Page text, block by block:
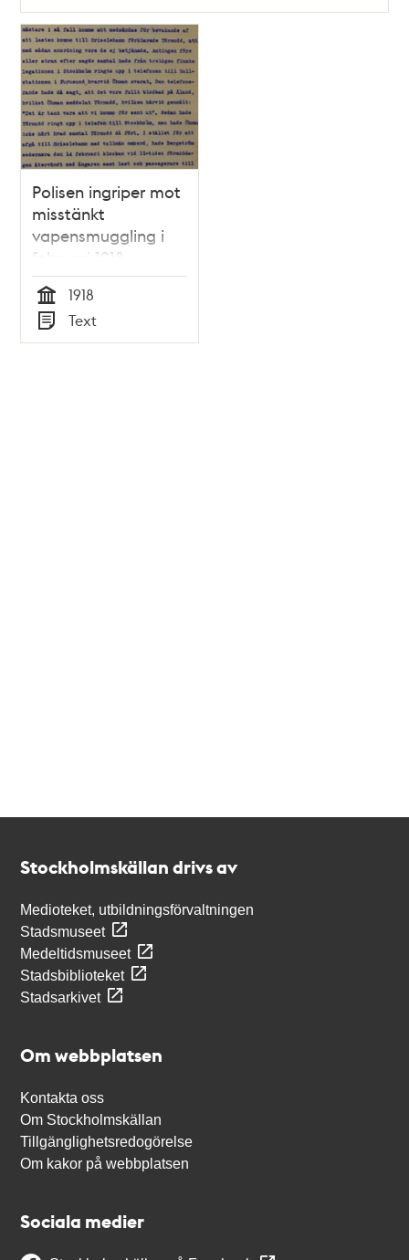
Polisen ingriper mot
misstänkt
vapensmuggling i
februari 1918
Tid
1918
Typ
Text
Stockholmskällan drivs av
Medioteket, utbildningsförvaltningen
Stadsmuseet
Medeltidsmuseet
Stadsbiblioteket
Stadsarkivet
Om webbplatsen
Kontakta oss
Om Stockholmskällan
Tillgänglighetsredogörelse
Om kakor på webbplatsen
Sociala medier